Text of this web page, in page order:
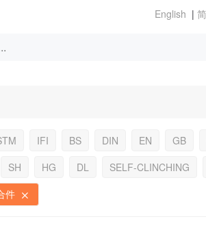
|
IFI BS DIN EN GB
SH
HG DL SELF-CLINCHING
件